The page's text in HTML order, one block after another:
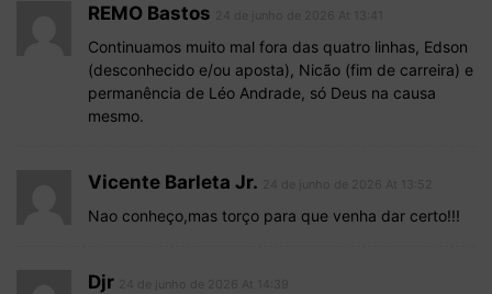
REMO Bastos
Continuamos muito mal fora das quatro linhas, Edson
(desconhecido e/ou aposta), Nicão (fim de carreira) e
permanência de Léo Andrade, só Deus na causa
mesmo.
Vicente Barleta Jr.
Nao conheço,mas torço para que venha dar certo!!!
Djr